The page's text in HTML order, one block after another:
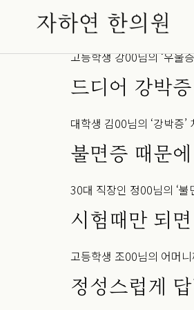
어린 나이에
고등학생 강00님의 ‘우울
드디어 강박
대학생 김00님의 ‘강박증’
불면증 때문
30대 직장인 정00님의 ‘불
시험때만 되
고등학생 조00님의 어머
정성스럽게